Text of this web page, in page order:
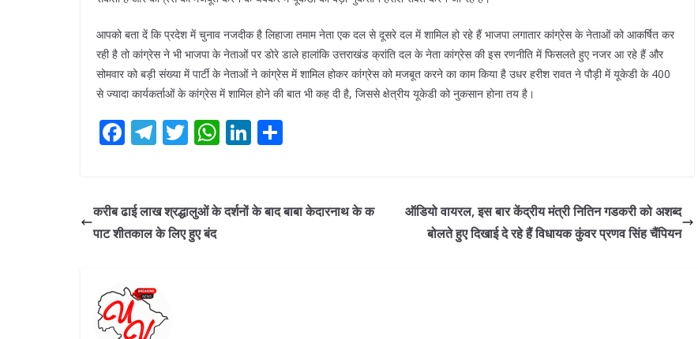
आपको बता दें कि प्रदेश में चुनाव नजदीक है लिहाजा तमाम नेता एक दल से दूसरे दल में शामिल हो रहे हैं भाजपा लगातार कांग्रेस के नेताओं को आकर्षित कर
रही है तो कांग्रेस ने भी भाजपा के नेताओं पर डोरे डाले हालांकि उत्तराखंड क्रांति दल के नेता कांग्रेस की इस रणनीति में फिसलते हुए नजर आ रहे हैं और
सोमवार को बड़ी संख्या में पार्टी के नेताओं ने कांग्रेस में शामिल होकर कांग्रेस को मजबूत करने का काम किया है उधर हरीश रावत ने पौड़ी में यूकेडी के 400
से ज्यादा कार्यकर्ताओं के कांग्रेस में शामिल होने की बात भी कह दी है, जिससे क्षेत्रीय यूकेडी को नुकसान होना तय है।
F
b
o
k
T
gr
a
T
er
W
s
Li
e e
करीब ढाई लाख श्रद्धालुओं के दर्शनों के बाद बाबा केदारनाथ के क
पाट शीतकाल के लिए हुए बंद
ऑडियो वायरल, इस बार केंद्रीय मंत्री नितिन गडकरी को अशब्द
बोलते हुए दिखाई दे रहे हैं विधायक कुंवर प्रणव सिंह चैंपियन